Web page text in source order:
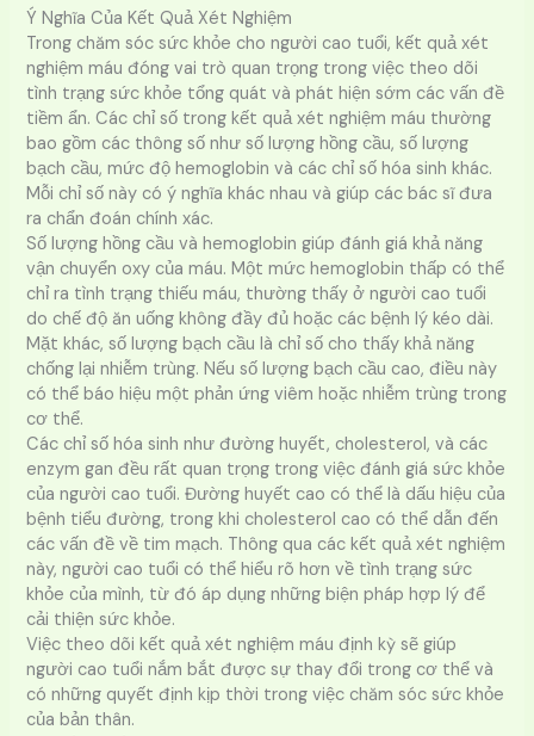
Ý Nghĩa Của Kết Quả Xét Nghiệm
Trong chăm sóc sức khỏe cho người cao tuổi, kết quả xét
nghiệm máu đóng vai trò quan trọng trong việc theo dõi
tình trạng sức khỏe tổng quát và phát hiện sớm các vấn đề
tiềm ẩn. Các chỉ số trong kết quả xét nghiệm máu thường
bao gồm các thông số như số lượng hồng cầu, số lượng
bạch cầu, mức độ hemoglobin và các chỉ số hóa sinh khác.
Mỗi chỉ số này có ý nghĩa khác nhau và giúp các bác sĩ đưa
ra chẩn đoán chính xác.
Số lượng hồng cầu và hemoglobin giúp đánh giá khả năng
vận chuyển oxy của máu. Một mức hemoglobin thấp có thể
chỉ ra tình trạng thiếu máu, thường thấy ở người cao tuổi
do chế độ ăn uống không đầy đủ hoặc các bệnh lý kéo dài.
Mặt khác, số lượng bạch cầu là chỉ số cho thấy khả năng
chống lại nhiễm trùng. Nếu số lượng bạch cầu cao, điều này
có thể báo hiệu một phản ứng viêm hoặc nhiễm trùng trong
cơ thể.
Các chỉ số hóa sinh như đường huyết, cholesterol, và các
enzym gan đều rất quan trọng trong việc đánh giá sức khỏe
của người cao tuổi. Đường huyết cao có thể là dấu hiệu của
bệnh tiểu đường, trong khi cholesterol cao có thể dẫn đến
các vấn đề về tim mạch. Thông qua các kết quả xét nghiệm
này, người cao tuổi có thể hiểu rõ hơn về tình trạng sức
khỏe của mình, từ đó áp dụng những biện pháp hợp lý để
cải thiện sức khỏe.
Việc theo dõi kết quả xét nghiệm máu định kỳ sẽ giúp
người cao tuổi nắm bắt được sự thay đổi trong cơ thể và
có những quyết định kịp thời trong việc chăm sóc sức khỏe
của bản thân.